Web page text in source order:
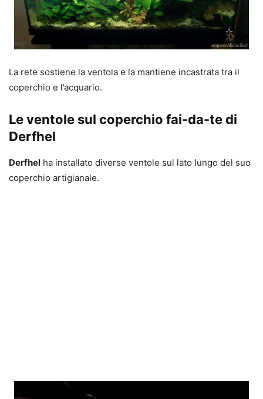
La rete sostiene la ventola e la mantiene incastrata tra il
coperchio e l’acquario.
Le ventole sul coperchio fai-da-te di
Derfhel
Derfhel ha installato diverse ventole sul lato lungo del suo
coperchio artigianale.